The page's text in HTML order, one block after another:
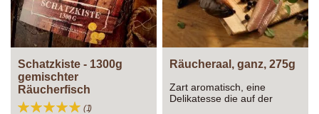
Schatzkiste - 1300g
gemischter
Räucherfisch
Bewertung:
1
Räucheraal, ganz, 275g
Zart aromatisch, eine
Delikatesse die auf der